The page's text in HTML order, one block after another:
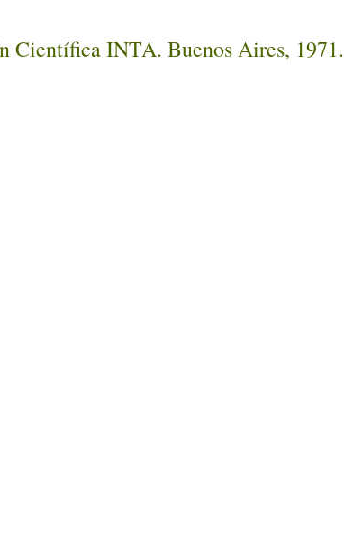
Científica INTA. Buenos Aires, 1971.